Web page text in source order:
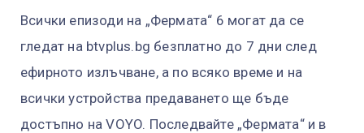
Всички епизоди на „Фермата“ 6 могат да се
гледат на btvplus.bg безплатно до 7 дни след
ефирното излъчване, а по всяко време и на
всички устройства предаването ще бъде
достъпно на VOYO. Последвайте „Фермата“ и в